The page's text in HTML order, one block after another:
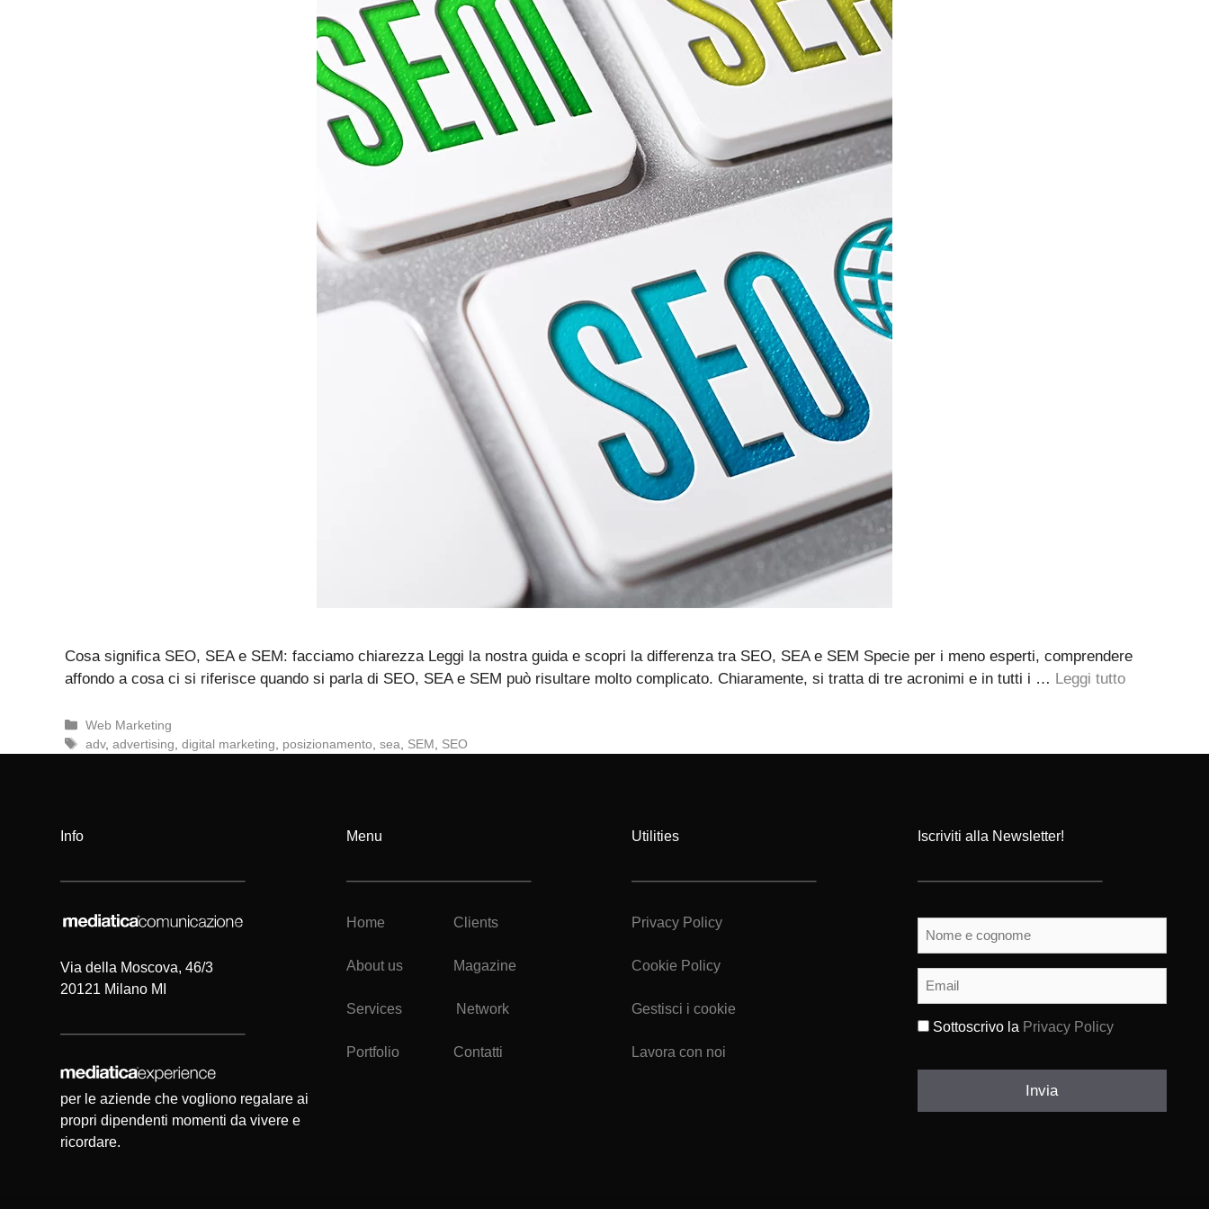
Cosa significa SEO, SEA e SEM: facciamo chiarezza Leggi la nostra guida e scopri la differenza tra SEO, SEA e SEM Specie per i meno esperti, comprendere
affondo a cosa ci si riferisce quando si parla di SEO, SEA e SEM può risultare molto complicato. Chiaramente, si tratta di tre acronimi e in tutti i … Leggi tutto
Categorie
Web Marketing
Tag
adv,advertising ,digital marketing posizionamento ,sea SEM SEO
Info
Via della Moscova, 46/3
20121 Milano MI
per le aziende che vogliono regalare ai
propri dipendenti momenti da vivere e
ricordare.
Menu
Home Clients
About us Magazine
Services Network
Portfolio Contatti
Utilities
Privacy Policy
Cookie Policy
Gestisci i cookie
Lavora con noi
Iscriviti alla Newsletter!
Nome
cognome(Obbligatorio)
Email (Obbligatorio)
Sottoscrivo la Privacy Policy
Invia